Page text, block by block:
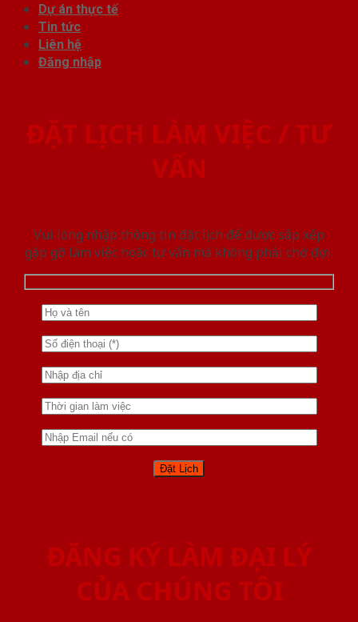
Dự án thực tế
Tin tức
Liên hệ
Đăng nhập
ĐẶT LỊCH LÀM VIỆC / TƯ
VẤN
Vui lòng nhập thông tin đặt lịch để được sắp xếp
gặp gỡ làm việc hoăc tư vấn mà không phải chờ đợi.
ĐĂNG KÝ LÀM ĐẠI LÝ
CỦA CHÚNG TÔI